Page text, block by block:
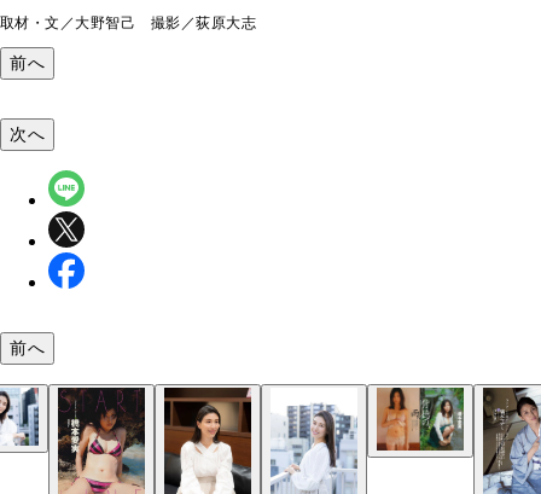
取材・文／大野智己 撮影／荻原大志
前へ
橋本マナミ
次へ
前へ